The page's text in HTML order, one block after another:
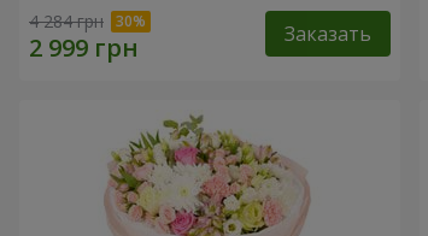
4 284 грн Заказать